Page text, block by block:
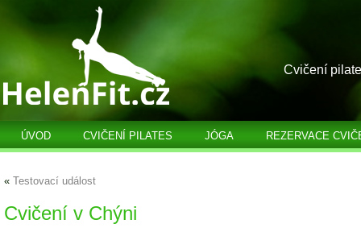
Cvičení
ÚVOD CVIČENÍ PILATES JÓGA REZERVACE
« Testovací událost
Cvičení v Chýni